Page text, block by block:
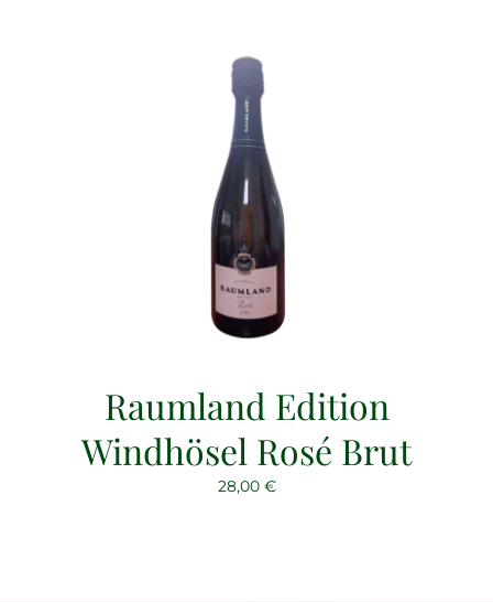
Raumland Edition
Windhösel Rosé Brut
28,00 €